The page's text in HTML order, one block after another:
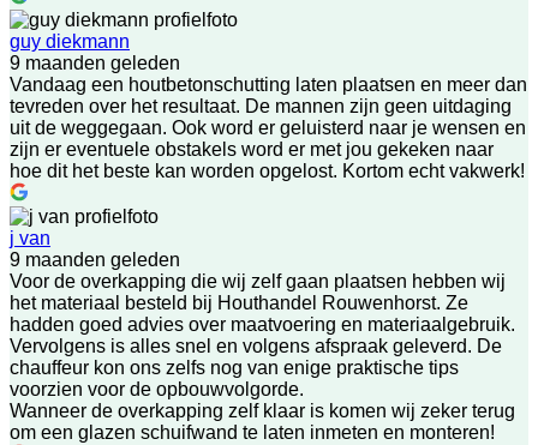
guy diekmann
9 maanden geleden
Vandaag een houtbetonschutting laten plaatsen en meer dan
tevreden over het resultaat. De mannen zijn geen uitdaging
uit de weggegaan. Ook word er geluisterd naar je wensen en
zijn er eventuele obstakels word er met jou gekeken naar
hoe dit het beste kan worden opgelost. Kortom echt vakwerk!
j van
9 maanden geleden
Voor de overkapping die wij zelf gaan plaatsen hebben wij
het materiaal besteld bij Houthandel Rouwenhorst. Ze
hadden goed advies over maatvoering en materiaalgebruik.
Vervolgens is alles snel en volgens afspraak geleverd. De
chauffeur kon ons zelfs nog van enige praktische tips
voorzien voor de opbouwvolgorde.
Wanneer de overkapping zelf klaar is komen wij zeker terug
om een glazen schuifwand te laten inmeten en monteren!